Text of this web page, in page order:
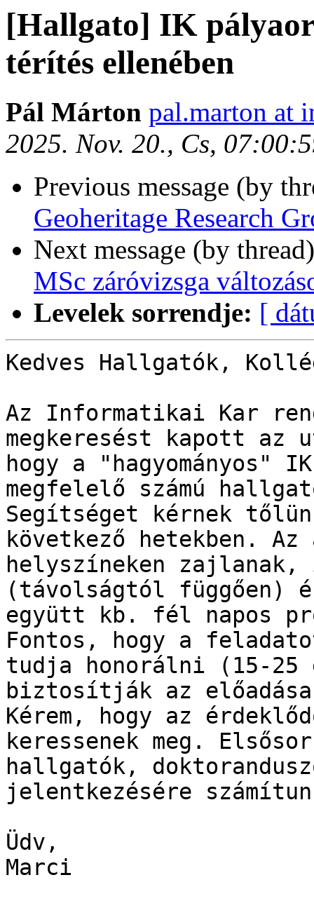
[Hallgato] IK
térítés ellenében
Pál Márton pal.marton at
2025. Nov. 20., Cs,
Previous message (by
Geoheritage Research
Next message (by
MSc záróvizsga
Levelek sorrendje: [
Kedves Hallgatók,
Az Informatikai Kar
megkeresést kapott az
hogy a "hagyományos"
megfelelő számú
Segítséget kérnek
következő hetekben.
helyszíneken
(távolságtól függően)
együtt kb. fél napos
Fontos, hogy a
tudja honorálni (15-
biztosítják az
Kérem, hogy az
keressenek meg.
hallgatók,
jelentkezésére
Üdv,
Marci